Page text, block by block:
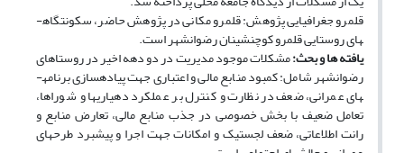
قلمرو جغرافیایی پژوهش: قلمرو مکانی در پژوهش حاضر، سکونتگاه­
های روستایی قلمرو کوچ­نشینان رضوانشهر است.
یافته ­ها و بحث:مشکلات موجود مدیریت در دو دهه اخیر در روستاهای
رضوانشهر شامل: کمبود منابع مالی و اعتباری جهت پیاده­سازی برنامه­
های عمرانی، ضعف در نظارت و کنترل بر عملکرد دهیاری­ها و شوراها،
تعامل ضعیف با بخش خصوصی در جذب منابع مالی، تعارض منابع و
رانت اطلاعاتی، ضعف لجستیک و امکانات جهت اجرا و پیشبرد طرح­های